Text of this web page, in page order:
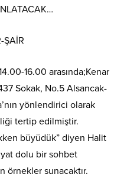
ŞAİR
16.00 arasında;Kenar
Sokak, No.5 Alsancak-
yönlendirici olarak
tertip edilmiştir.
büyüdük” diyen Halit
dolu bir sohbet
örnekler sunacaktır.